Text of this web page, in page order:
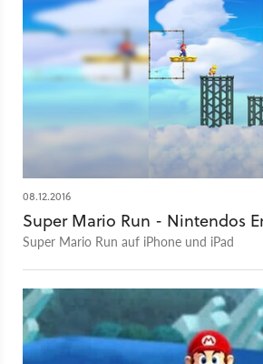
über Super Mario Run wissen will, liest den
von Markus: Ein (fast) richtiges Mario Wie
Sendung? Schreibt's in die Kommentare!
08.12.2016
Super Mario Run - Nintendos
Super Mario Run auf iPhone und iPad